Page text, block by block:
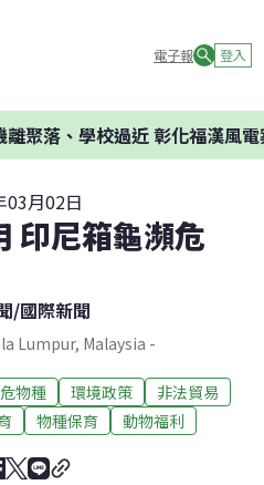
電子報 登入
聚落、學校過近 彰化福漢風電
03月02日
印尼箱龜瀕危
/國際新聞
Lumpur, Malaysia -
物種 環境政策
非法貿易
物種保育 動物福利